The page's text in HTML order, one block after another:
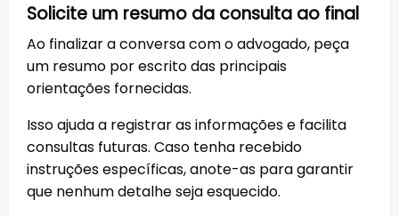
Solicite um resumo da consulta ao final
Ao finalizar a conversa com o advogado, peça
um resumo por escrito das principais
orientações fornecidas.
Isso ajuda a registrar as informações e facilita
consultas futuras. Caso tenha recebido
instruções específicas, anote-as para garantir
que nenhum detalhe seja esquecido.